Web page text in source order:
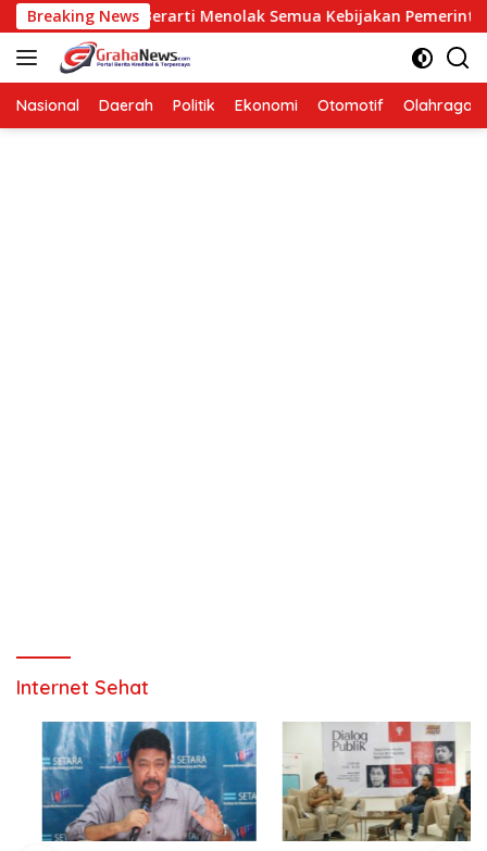
Langsung
ke
konten
Breaking News
Bukan Berarti Menolak Semua Kebijakan Pemerintah
Nasional Daerah Politik Ekonomi Otomotif Olahraga
Internet Sehat